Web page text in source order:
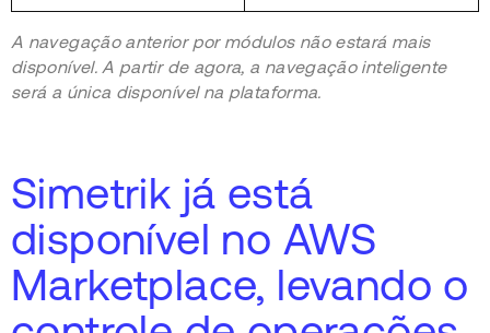
A navegação anterior por módulos não estará mais
disponível. A partir de agora, a navegação inteligente
será a única disponível na plataforma.
Simetrik já está
disponível no AWS
Marketplace, levando o